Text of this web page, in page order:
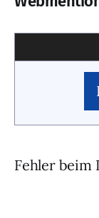
Fehler beim